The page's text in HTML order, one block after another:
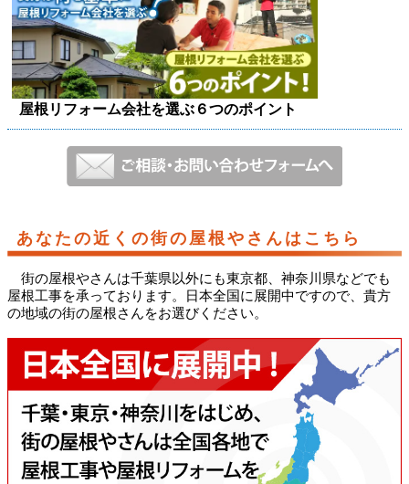
屋根リフォーム会社を選ぶ６つのポイント
あなたの近くの街の屋根やさんはこちら
街の屋根やさんは千葉県以外にも東京都、神奈川県などでも
屋根工事を承っております。日本全国に展開中ですので、貴方
の地域の街の屋根さんをお選びください。